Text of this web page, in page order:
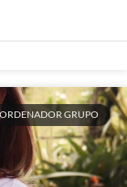
GRUPO